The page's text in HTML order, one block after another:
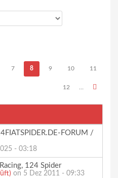
7 8 9 10 11
12
FORUM /
- 03:18
124 Spider
on 5 Dez 2011 - 09:33